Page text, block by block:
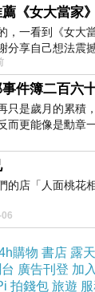
，一看到《女大
分享自己想法震
的家庭！ 《女大
事件簿二百六
只是歲月的累積
而更能像是勳章
縱容，成了再難
的店「人面桃花
購物 書店 露
廣告刊登 加
拍錢包 旅遊